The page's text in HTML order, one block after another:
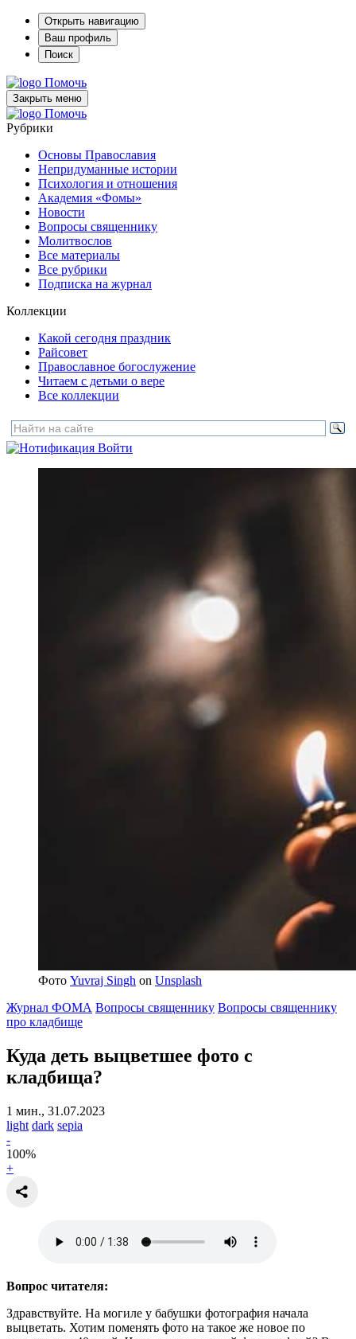
Открыть навигацию
Ваш профиль
Поиск
Помочь
Закрыть меню
Помочь
Рубрики
Основы Православия
Непридуманные истории
Психология и отношения
Академия «Фомы»
Новости
Вопросы священнику
Молитвослов
Все материалы
Все рубрики
Подписка на журнал
Коллекции
Какой сегодня праздник
Райсовет
Православное богослужение
Читаем с детьми о вере
Все коллекции
Войти
Фото Yuvraj Singh on Unsplash
Журнал ФОМА Вопросы священнику Вопросы священнику
про кладбище
Куда деть выцветшее фото с
кладбища?
1 мин., 31.07.2023
light dark sepia
-
100%
+
Вопрос читателя:
Здравствуйте. На могиле у бабушки фотография начала
выцветать. Хотим поменять фото на такое же новое по